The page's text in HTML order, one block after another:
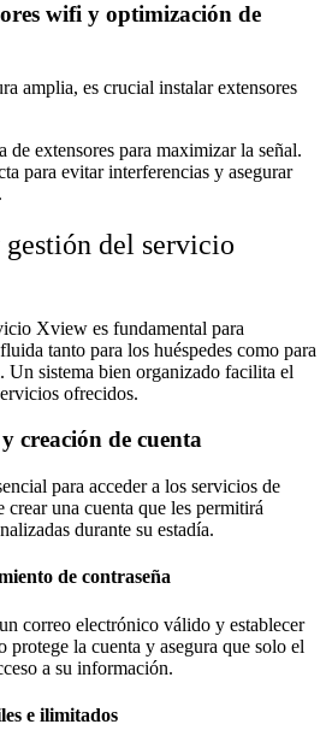
wifi y optimización de
amplia, es crucial instalar extensores
de extensores para maximizar la señal.
para evitar interferencias y asegurar
del servicio
Xview es fundamental para
tanto para los huéspedes como para
Un sistema bien organizado facilita el
ofrecidos.
creación de cuenta
para acceder a los servicios de
una cuenta que les permitirá
durante su estadía.
de contraseña
correo electrónico válido y establecer
protege la cuenta y asegura que solo el
a su información.
e ilimitados